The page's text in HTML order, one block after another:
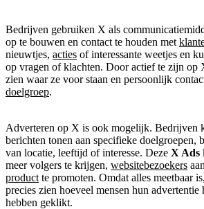
Bedrijven gebruiken X als
op te bouwen en contact te houden met
nieuwtjes, acties of interessante weetjes en
op vragen of klachten. Door actief te zijn op
zien waar ze voor staan en persoonlijk
doelgroep.
Adverteren op X is ook mogelijk. Bedrijven
berichten tonen aan specifieke doelgroepen,
van locatie, leeftijd of interesse. Deze X Ads
meer volgers te krijgen, websitebezoekers
product te promoten. Omdat alles meetbaar
precies zien hoeveel mensen hun advertentie
hebben geklikt.